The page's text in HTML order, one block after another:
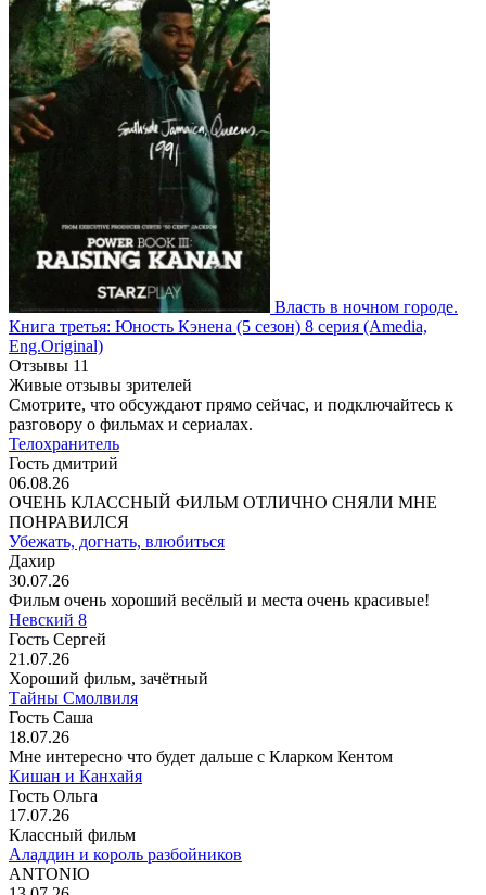
Власть в ночном городе.
Книга третья: Юность Кэнена (5 сезон) 8 серия (Amedia,
Eng.Original)
Отзывы 11
Живые отзывы зрителей
Смотрите, что обсуждают прямо сейчас, и подключайтесь к
разговору о фильмах и сериалах.
Телохранитель
Гость дмитрий
06.08.26
ОЧЕНЬ КЛАССНЫЙ ФИЛЬМ ОТЛИЧНО СНЯЛИ МНЕ
ПОНРАВИЛСЯ
Убежать, догнать, влюбиться
Дахир
30.07.26
Фильм очень хороший весёлый и места очень красивые!
Невский 8
Гость Сергей
21.07.26
Хороший фильм, зачётный
Тайны Смолвиля
Гость Саша
18.07.26
Мне интересно что будет дальше с Кларком Кентом
Кишан и Канхайя
Гость Ольга
17.07.26
Классный фильм
Аладдин и король разбойников
ANTONIO